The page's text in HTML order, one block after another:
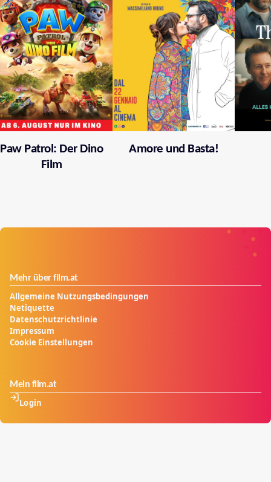
Paw Patrol: Der Dino
Film
Amore und Basta!
Mehr über film.at
Allgemeine Nutzungsbedingungen
Netiquette
Datenschutzrichtlinie
Impressum
Cookie Einstellungen
Mein film.at
Login